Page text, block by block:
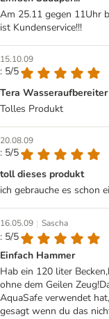
Am 25.11 gegen 11Uhr
ist Kundenservice!!!
15.10.09
: 5/5
Tera Wasseraufbereiter
Tolles Produkt
20.08.09
: 5/5
toll dieses produkt
ich gebrauche es schon
16.05.09 | Sascha
: 5/5
Einfach Hammer
Hab ein 120 liter
ohne dem Geilen
AquaSafe verwendet
gesagt wenn du das